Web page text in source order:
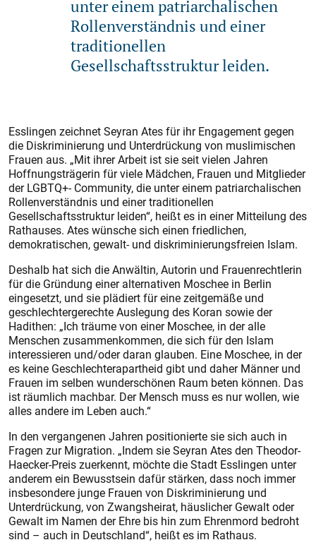
unter einem patriarchalischen
Rollenverständnis und einer
traditionellen
Gesellschaftsstruktur leiden.
Esslingen zeichnet Seyran Ates für ihr Engagement gegen
die Diskriminierung und Unterdrückung von muslimischen
Frauen aus. „Mit ihrer Arbeit ist sie seit vielen Jahren
Hoffnungsträgerin für viele Mädchen, Frauen und Mitglieder
der LGBTQ+- Community, die unter einem patriarchalischen
Rollenverständnis und einer traditionellen
Gesellschaftsstruktur leiden“, heißt es in einer Mitteilung des
Rathauses. Ates wünsche sich einen friedlichen,
demokratischen, gewalt- und diskriminierungsfreien Islam.
Deshalb hat sich die Anwältin, Autorin und Frauenrechtlerin
für die Gründung einer alternativen Moschee in Berlin
eingesetzt, und sie plädiert für eine zeitgemäße und
geschlechtergerechte Auslegung des Koran sowie der
Hadithen: „Ich träume von einer Moschee, in der alle
Menschen zusammenkommen, die sich für den Islam
interessieren und/oder daran glauben. Eine Moschee, in der
es keine Geschlechterapartheid gibt und daher Männer und
Frauen im selben wunderschönen Raum beten können. Das
ist räumlich machbar. Der Mensch muss es nur wollen, wie
alles andere im Leben auch.“
In den vergangenen Jahren positionierte sie sich auch in
Fragen zur Migration. „Indem sie Seyran Ates den Theodor-
Haecker-Preis zuerkennt, möchte die Stadt Esslingen unter
anderem ein Bewusstsein dafür stärken, dass noch immer
insbesondere junge Frauen von Diskriminierung und
Unterdrückung, von Zwangsheirat, häuslicher Gewalt oder
Gewalt im Namen der Ehre bis hin zum Ehrenmord bedroht
sind – auch in Deutschland“, heißt es im Rathaus.